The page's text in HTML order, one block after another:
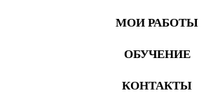
МОИ РАБОТЫ
ОБУЧЕНИЕ
КОНТАКТЫ